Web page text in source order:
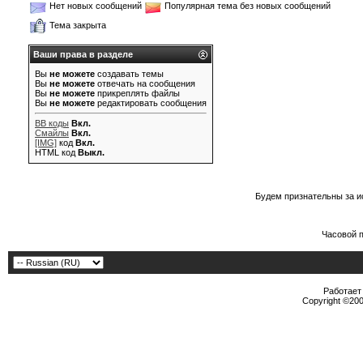
Нет новых сообщений
Популярная тема без новых сообщений
Тема закрыта
Ваши права в разделе
Вы не можете создавать темы
Вы не можете отвечать на сообщения
Вы не можете прикреплять файлы
Вы не можете редактировать сообщения
BB коды Вкл.
Смайлы Вкл.
[IMG] код Вкл.
HTML код Выкл.
Будем признательны за
Часовой
Copyright